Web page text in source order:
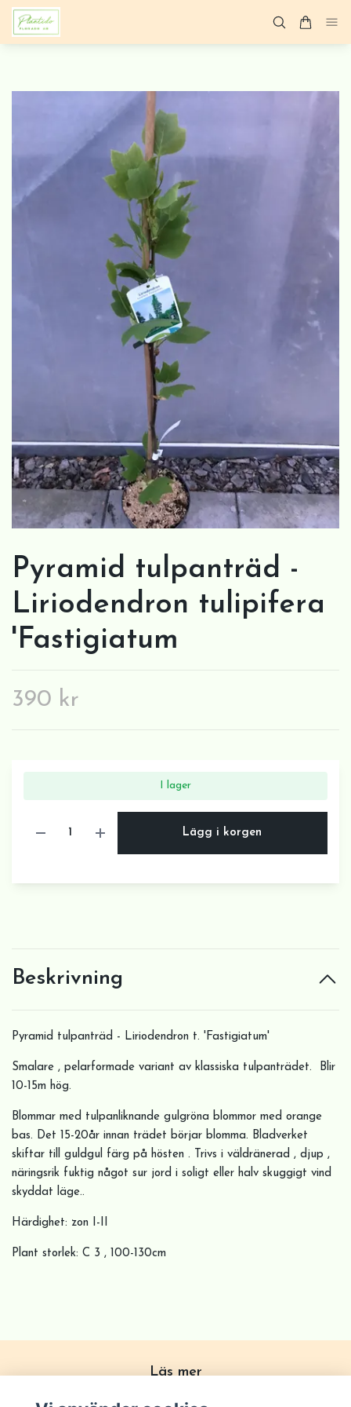
Pyramid tulpanträd -
Liriodendron tulipifera
'Fastigiatum
390 kr
I lager
Lägg i korgen
Beskrivning
Pyramid tulpanträd - Liriodendron t. 'Fastigiatum'
Smalare , pelarformade variant av klassiska tulpanträdet. Blir
10-15m hög.
Blommar med tulpanliknande gulgröna blommor med orange
bas. Det 15-20år innan trädet börjar blomma. Bladverket
skiftar till guldgul färg på hösten . Trivs i väldränerad , djup ,
näringsrik fuktig något sur jord i soligt eller halv skuggigt vind
skyddat läge..
Härdighet: zon I-II
Plant storlek: C 3 , 100-130cm
Läs mer
Köpvillkor